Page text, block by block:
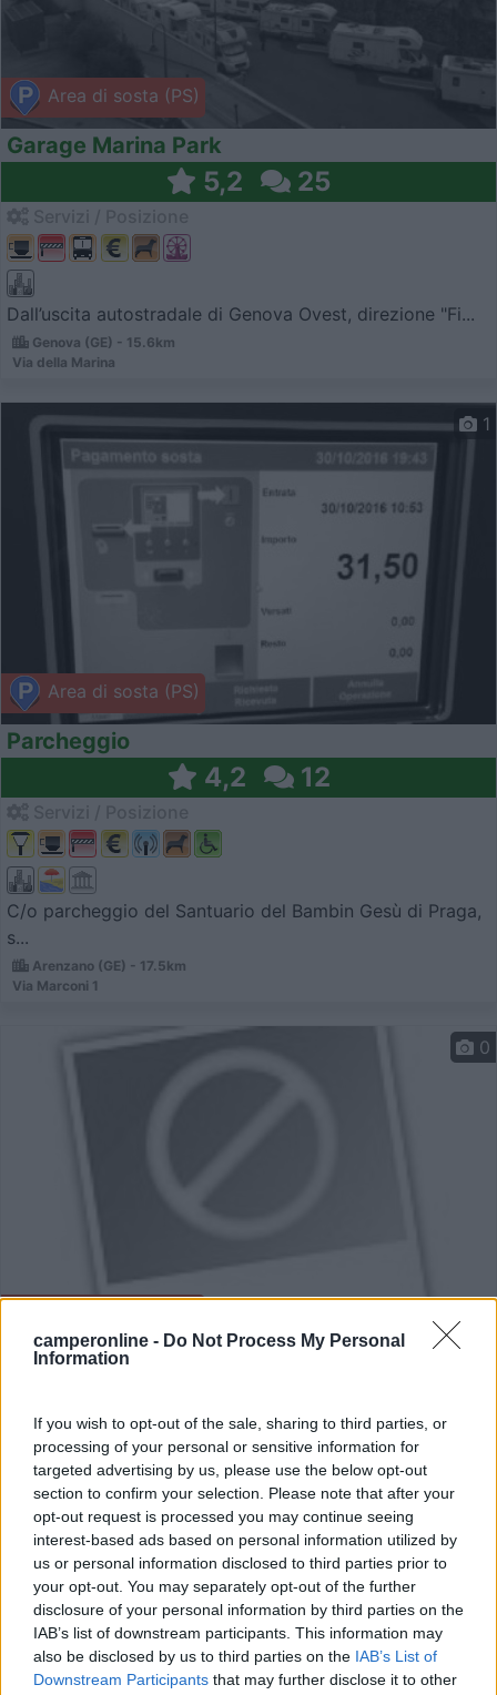
camperonline - Do Not Process My Personal
Information
If you wish to opt-out of the sale, sharing to third parties, or
processing of your personal or sensitive information for
targeted advertising by us, please use the below opt-out
section to confirm your selection. Please note that after your
opt-out request is processed you may continue seeing
interest-based ads based on personal information utilized by
us or personal information disclosed to third parties prior to
your opt-out. You may separately opt-out of the further
disclosure of your personal information by third parties on the
IAB’s list of downstream participants. This information may
also be disclosed by us to third parties on the IAB’s List of
Downstream Participants that may further disclose it to other
Area di sosta (PS)
Garage Marina Park
5,2 25
Dall’uscita autostradale di Genova Ovest, direzione "Fi...
Genova (GE) - 15.6km
Via della Marina
Area di sosta (PS)
1
Parcheggio
4,2 12
C/o parcheggio del Santuario del Bambin Gesù di Praga,
s...
Arenzano (GE) - 17.5km
Via Marconi 1
0
Parcheggio Tagliolo
Servizi / Posizione
In prossimità di parco giochi, parcheggio per sosta
brev...
Tagliolo Monferrato (AL) - 18.2km
Via San Vito